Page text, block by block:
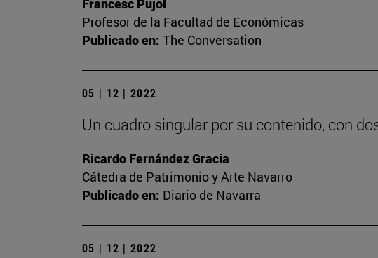
Francesc Pujol
Profesor de la Facultad de Económicas
Publicado en: The Conversation
05 | 12 | 2022
Un cuadro singular por su contenido, con
Ricardo Fernández Gracia
Cátedra de Patrimonio y Arte Navarro
Publicado en: Diario de Navarra
05 | 12 | 2022